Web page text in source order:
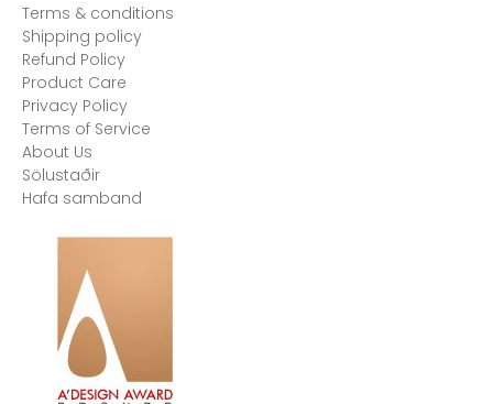
Terms & conditions
Shipping policy
Refund Policy
Product Care
Privacy Policy
Terms of Service
About Us
Sölustaðir
Hafa samband